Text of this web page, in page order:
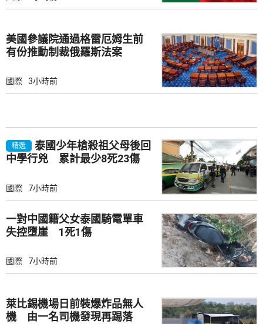
美國參議院通過格雷厄姆生前
有份推動制裁俄羅斯法案
國際 3小時前
精選
泰國少年槍殺祖父母後回
中學行兇 累計最少8死23傷
國際 7小時前
一對中國籍父女泰國騎電單車
失控墮崖 1死1傷
國際 7小時前
萊比錫機場日前裝爆炸品無人
機 由一名司機發現再踢落